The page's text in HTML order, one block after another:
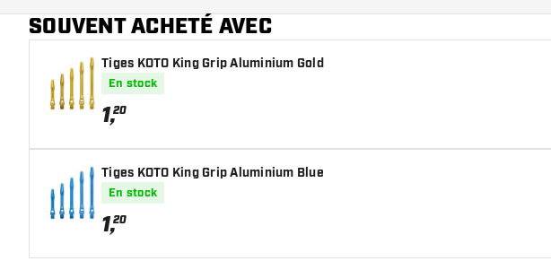
SOUVENT ACHETÉ AVEC
Tiges KOTO King Grip Aluminium Gold
En stock
1,20
Tiges KOTO King Grip Aluminium Blue
En stock
1,20